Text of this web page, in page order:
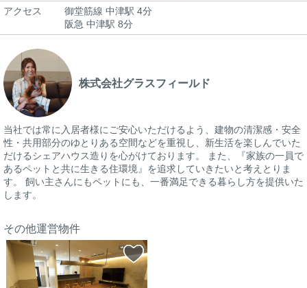
アクセス
御堂筋線 中津駅 4分
阪急 中津駅 8分
株式会社グラスフィールド
当社では常に入居者様にご安心いただけるよう、建物の清潔感・安全
性・共用部分のゆとりある空間などを重視し、新生活を楽しんでいた
だけるシェアハウス造りを心がけております。 また、『家族の一員で
あるペットと共に生きる住環境』を追求していきたいと考えとりま
す。 飼い主さんにもペットにも、一番満足できる暮らし方を提供いた
します。
その他運営物件